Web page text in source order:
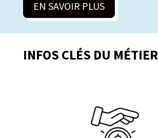
EN SAVOIR PLUS
INFOS CLÉS DU MÉTIER